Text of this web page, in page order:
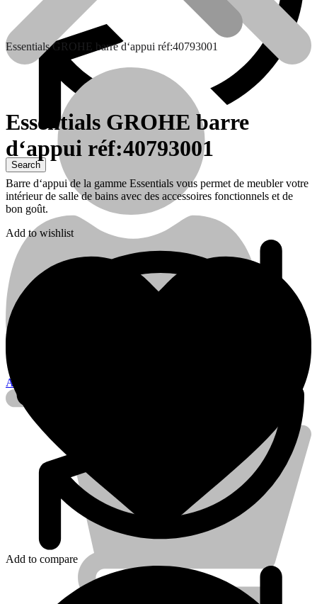
Contactez nous
Account
Essentials GROHE barre d‘appui réf:40793001
Essentials GROHE barre
d‘appui réf:40793001
Barre d‘appui de la gamme Essentials vous permet de meubler votre
intérieur de salle de bains avec des accessoires fonctionnels et de
bon goût.
Add to wishlist
Add to compare